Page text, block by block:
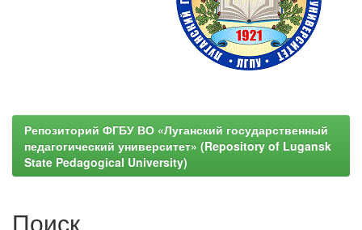
Репозиторий ФГБУ ВО «Луганский государственный
педагогический университет» (Repository of Lugansk
State Pedagogical University)
Поиск